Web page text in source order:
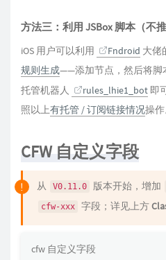
方法三：利用 JSBox 脚本（不推
iOS 用户可以利用 Fndroid 大佬
规则生成——添加节点，然后将脚
托管机器人
rules_lhie1_bot 即
照以上有托管 / 订阅链接情况操作
CFW 自定义字段
从 V0.11.0 版本开始，增加
cfw-xxx 字段；详见上方
cfw 自定义字段